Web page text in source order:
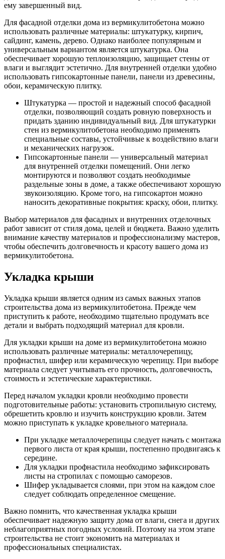
ему завершенный вид.
Для фасадной отделки дома из вермикулитобетона можно
использовать различные материалы: штукатурку, кирпич,
сайдинг, камень, дерево. Однако наиболее популярным и
универсальным вариантом является штукатурка. Она
обеспечивает хорошую теплоизоляцию, защищает стены от
влаги и выглядит эстетично. Для внутренней отделки удобно
использовать гипсокартонные панели, панели из древесины,
обои, керамическую плитку.
Штукатурка — простой и надежный способ фасадной
отделки, позволяющий создать ровную поверхность и
придать зданию индивидуальный вид. Для штукатурки
стен из вермикулитобетона необходимо применять
специальные составы, устойчивые к воздействию влаги
и механических нагрузок.
Гипсокартонные панели — универсальный материал
для внутренней отделки помещений. Они легко
монтируются и позволяют создать необходимые
раздельные зоны в доме, а также обеспечивают хорошую
звукоизоляцию. Кроме того, на гипсокартон можно
наносить декоративные покрытия: краску, обои, плитку.
Выбор материалов для фасадных и внутренних отделочных
работ зависит от стиля дома, целей и бюджета. Важно уделить
внимание качеству материалов и профессионализму мастеров,
чтобы обеспечить долговечность и красоту вашего дома из
вермикулитобетона.
Укладка крыши
Укладка крыши является одним из самых важных этапов
строительства дома из вермикулитобетона. Прежде чем
приступить к работе, необходимо тщательно продумать все
детали и выбрать подходящий материал для кровли.
Для укладки крыши на доме из вермикулитобетона можно
использовать различные материалы: металлочерепицу,
профнастил, шифер или керамическую черепицу. При выборе
материала следует учитывать его прочность, долговечность,
стоимость и эстетические характеристики.
Перед началом укладки кровли необходимо провести
подготовительные работы: установить стропильную систему,
обрешетить кровлю и изучить конструкцию кровли. Затем
можно приступать к укладке кровельного материала.
При укладке металлочерепицы следует начать с монтажа
первого листа от края крыши, постепенно продвигаясь к
середине.
Для укладки профнастила необходимо зафиксировать
листы на стропилах с помощью саморезов.
Шифер укладывается слоями, при этом на каждом слое
следует соблюдать определенное смещение.
Важно помнить, что качественная укладка крыши
обеспечивает надежную защиту дома от влаги, снега и других
неблагоприятных погодных условий. Поэтому на этом этапе
строительства не стоит экономить на материалах и
профессиональных специалистах.